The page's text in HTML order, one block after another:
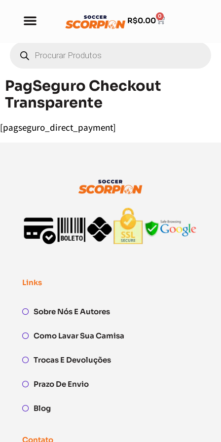
R$0.00 0
PagSeguro Checkout
Transparente
[pagseguro_direct_payment]
Links
Sobre Nós E Autores
Como Lavar Sua Camisa
Trocas E Devoluções
Prazo De Envio
Blog
Contato